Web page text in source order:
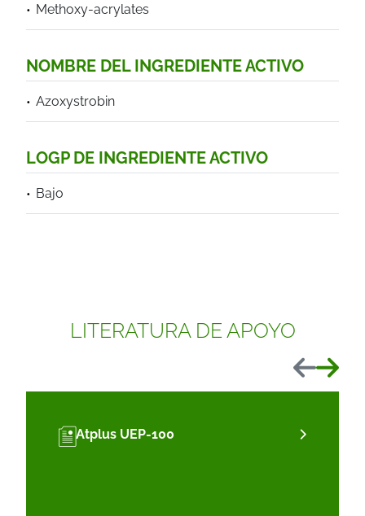
Methoxy-acrylates
NOMBRE DEL INGREDIENTE ACTIVO
Azoxystrobin
LOGP DE INGREDIENTE ACTIVO
Bajo
LITERATURA DE APOYO
Anterior
Atplus UEP-100